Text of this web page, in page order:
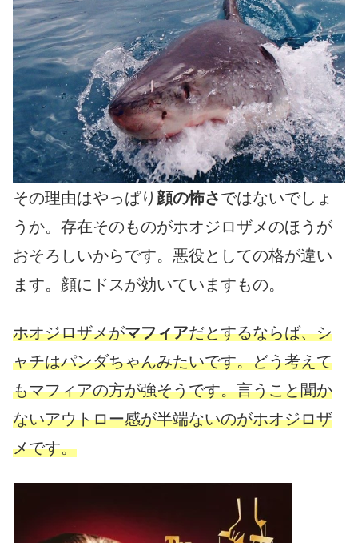
その理由はやっぱり 顔の怖さではないでしょ
うか。存在そのものがホオジロザメのほうが
おそろしいからです。悪役としての格が違い
ます。顔にドスが効いていますもの。
ホオジロザメがマフィアだとするならば、シ
ャチはパンダちゃんみたいです。どう考えて
もマフィアの方が強そうです。言うこと聞か
ないアウトロー感が半端ないのがホオジロザ
メです。